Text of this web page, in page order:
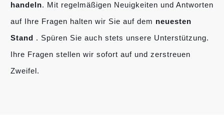
handeln. Mit regelmäßigen Neuigkeiten und Antworten
auf Ihre Fragen halten wir Sie auf dem neuesten
Stand . Spüren Sie auch stets unsere Unterstützung.
Ihre Fragen stellen wir sofort auf und zerstreuen
Zweifel.